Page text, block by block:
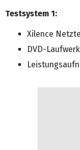
Testsystem 1:
Xilence
DVD-Laufwerk